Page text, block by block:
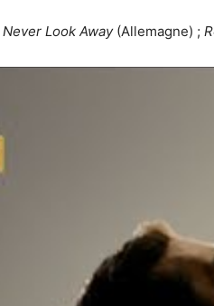
Never Look Away(Allemagne) ;